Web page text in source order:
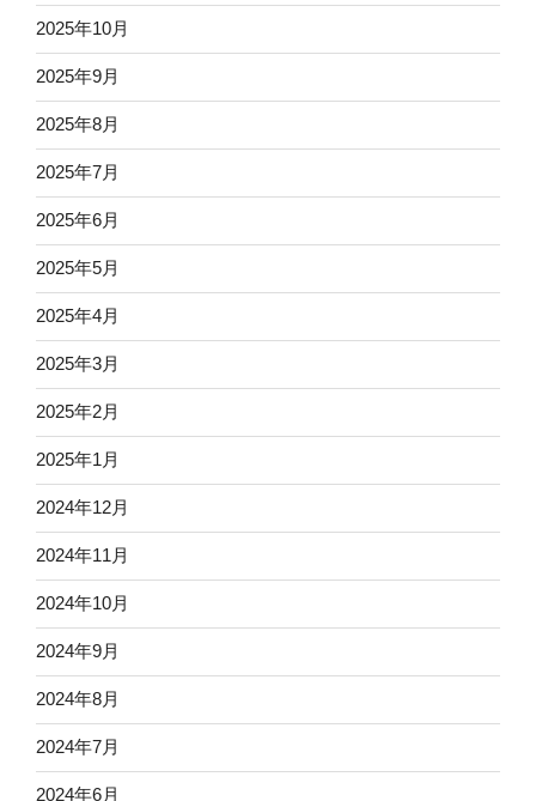
2025年10月
2025年9月
2025年8月
2025年7月
2025年6月
2025年5月
2025年4月
2025年3月
2025年2月
2025年1月
2024年12月
2024年11月
2024年10月
2024年9月
2024年8月
2024年7月
2024年6月